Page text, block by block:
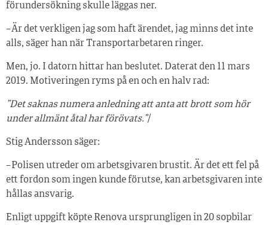
förundersökning skulle läggas ner.
– Är det verkligen jag som haft ärendet, jag minns det inte
alls, säger han när Transportarbetaren ringer.
Men, jo. I datorn hittar han beslutet. Daterat den 11 mars
2019. Motiveringen ryms på en och en halv rad:
”Det saknas numera anledning att anta att brott som hör
under allmänt åtal har förövats.”/
Stig Andersson säger:
– Polisen utreder om arbetsgivaren brustit. Är det ett fel på
ett fordon som ingen kunde förutse, kan arbetsgivaren inte
hållas ansvarig.
Enligt uppgift köpte Renova ursprungligen in 20 sopbilar